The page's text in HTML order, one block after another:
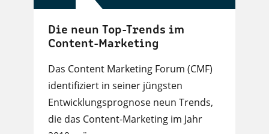
Die neun Top-Trends im
Content-Marketing
Das Content Marketing Forum (CMF)
identifiziert in seiner jüngsten
Entwicklungsprognose neun Trends,
die das Content-Marketing im Jahr